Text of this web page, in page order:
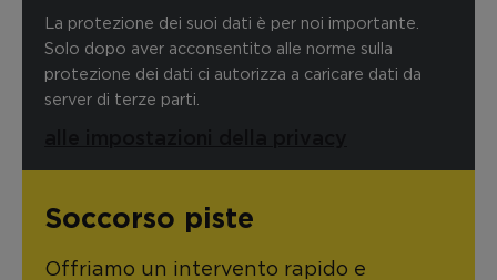
La protezione dei suoi dati è per noi importante.
Solo dopo aver acconsentito alle norme sulla
protezione dei dati ci autorizza a caricare dati da
server di terze parti.
Soccorso piste
Offriamo un intervento rapido e